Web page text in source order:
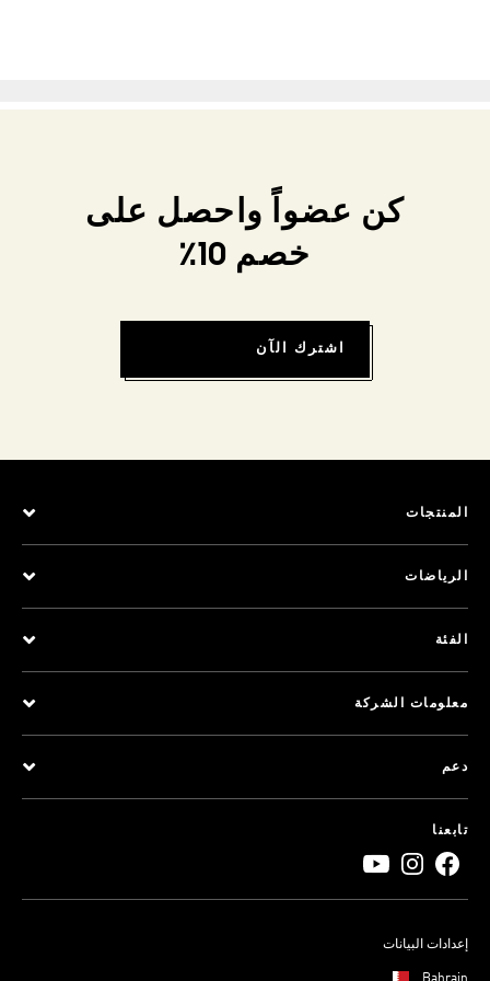
كن عضواً واحصل على
خصم 10٪
اشترك الآن
المنتجات
الرياضات
الفئة
معلومات الشركة
دعم
تابعنا
إعدادات البيانات